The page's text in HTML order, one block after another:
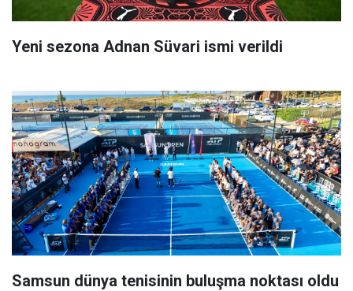
Yeni sezona Adnan Süvari ismi verildi
Samsun dünya tenisinin buluşma noktası oldu